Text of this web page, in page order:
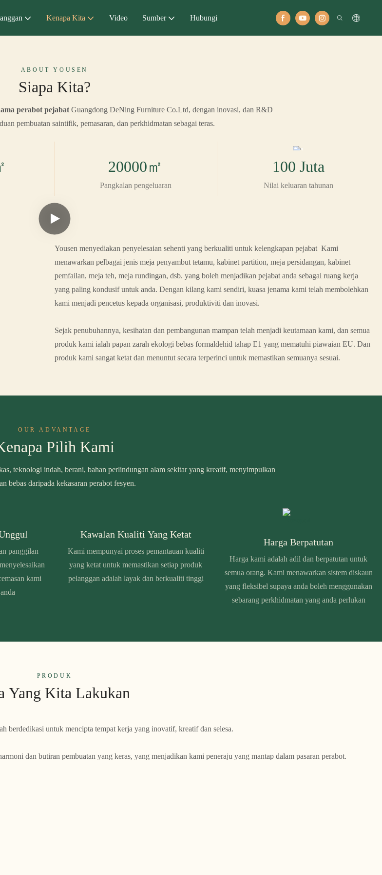
Kenapa Kita Video Sumber Hubungi
ABOUT YOUSEN
Siapa Kita?
perabot pejabat Guangdong DeNing Furniture Co.Ltd, dengan inovasi, dan R&D
pembuatan saintifik, pemasaran, dan perkhidmatan sebagai teras.
20000㎡
Pangkalan pengeluaran
100 Juta
Nilai keluaran tahunan
Yousen menyediakan penyelesaian sehenti yang berkualiti untuk kelengkapan pejabat Kami
menawarkan pelbagai jenis meja penyambut tetamu, kabinet partition, meja persidangan, kabinet
pemfailan, meja teh, meja rundingan, dsb. yang boleh menjadikan pejabat anda sebagai ruang kerja
yang paling kondusif untuk anda. Dengan kilang kami sendiri, kuasa jenama kami telah membolehkan
kami menjadi pencetus kepada organisasi, produktiviti dan inovasi.
Sejak penubuhannya, kesihatan dan pembangunan mampan telah menjadi keutamaan kami, dan semua
produk kami ialah papan zarah ekologi bebas formaldehid tahap E1 yang mematuhi piawaian EU. Dan
produk kami sangat ketat dan menuntut secara terperinci untuk memastikan semuanya sesuai.
OUR ADVANTAGE
Pilih Kami
teknologi indah, berani, bahan perlindungan alam sekitar yang kreatif, menyimpulkan
bebas daripada kekasaran perabot fesyen.
panggilan
kami
Kawalan Kualiti Yang Ketat
Kami mempunyai proses pemantauan kualiti
yang ketat untuk memastikan setiap produk
pelanggan adalah layak dan berkualiti tinggi
Harga Berpatutan
Harga kami adalah adil dan berpatutan untuk
semua orang. Kami menawarkan sistem diskaun
yang fleksibel supaya anda boleh menggunakan
sebarang perkhidmatan yang anda perlukan
PRODUK
Yang Kita Lakukan